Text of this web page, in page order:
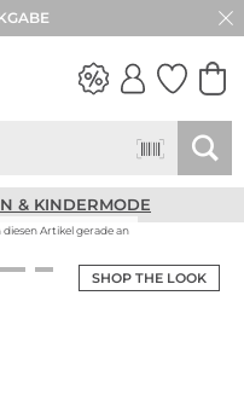
& KINDERMODE
SHOP THE LOOK
diesen Artikel gerade an